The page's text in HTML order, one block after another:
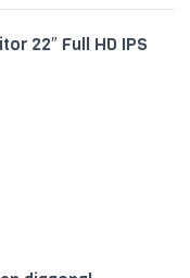
22″ Full HD IPS